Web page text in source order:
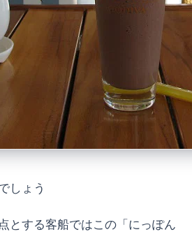
しょう
とする客船ではこの「にっぽん